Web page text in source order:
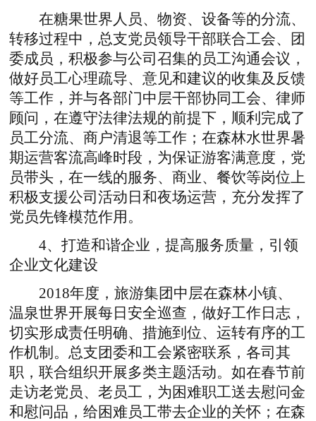
在糖果世界人员、物资、设备等的分流、
转移过程中，总支党员领导干部联合工会、团
委成员，积极参与公司召集的员工沟通会议，
做好员工心理疏导、意见和建议的收集及反馈
等工作，并与各部门中层干部协同工会、律师
顾问，在遵守法律法规的前提下，顺利完成了
员工分流、商户清退等工作；在森林水世界暑
期运营客流高峰时段，为保证游客满意度，党
员带头，在一线的服务、商业、餐饮等岗位上
积极支援公司活动日和夜场运营，充分发挥了
党员先锋模范作用。
4、打造和谐企业，提高服务质量，引领
企业文化建设
2018年度，旅游集团中层在森林小镇、
温泉世界开展每日安全巡查，做好工作日志，
切实形成责任明确、措施到位、运转有序的工
作机制。总支团委和工会紧密联系，各司其
职，联合组织开展多类主题活动。如在春节前
走访老党员、老员工，为困难职工送去慰问金
和慰问品，给困难员工带去企业的关怀；在森